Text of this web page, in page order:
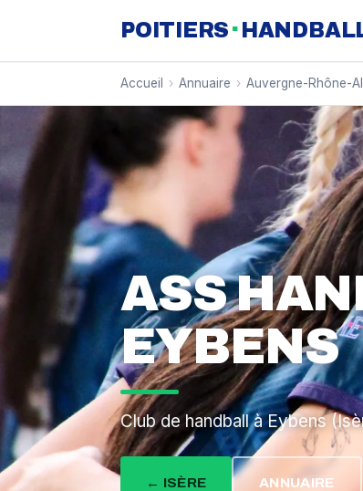
POITIERS ·
Accueil › Annuaire › Auvergne-Rhône-
ASS
EYBENS
Club de handball à Eybens
← ISÈRE ANNUAIRE